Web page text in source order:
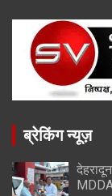
ब्रेकिंग न्यूज़